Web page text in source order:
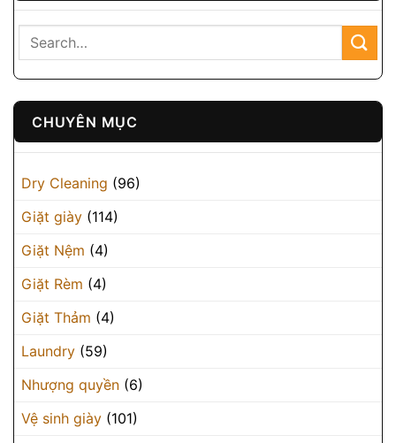
CHUYÊN MỤC
Dry Cleaning (96)
Giặt giày (114)
Giặt Nệm (4)
Giặt Rèm (4)
Giặt Thảm (4)
Laundry (59)
Nhượng quyền (6)
Vệ sinh giày (101)